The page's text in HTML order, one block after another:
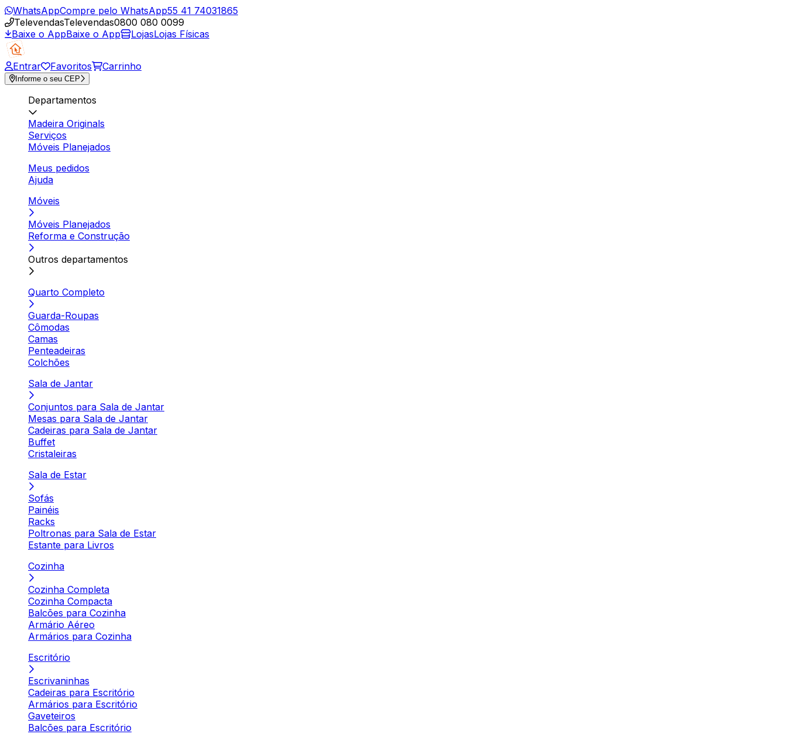
WhatsAppCompre pelo WhatsApp55 41 74031865
TelevendasTelevendas0800 080 0099
Baixe o AppBaixe o App LojasLojas Físicas
Entrar Favoritos Carrinho
Informe o seu CEP
Departamentos
Madeira Originals
Serviços
Móveis Planejados
Meus pedidos
Ajuda
Móveis
Móveis Planejados
Reforma e Construção
Outros departamentos
Quarto Completo
Guarda-Roupas
Cômodas
Camas
Penteadeiras
Colchões
Sala de Jantar
Conjuntos para Sala de Jantar
Mesas para Sala de Jantar
Cadeiras para Sala de Jantar
Buffet
Cristaleiras
Sala de Estar
Sofás
Painéis
Racks
Poltronas para Sala de Estar
Estante para Livros
Cozinha
Cozinha Completa
Cozinha Compacta
Balcões para Cozinha
Armário Aéreo
Armários para Cozinha
Escritório
Escrivaninhas
Cadeiras para Escritório
Armários para Escritório
Gaveteiros
Balcões para Escritório